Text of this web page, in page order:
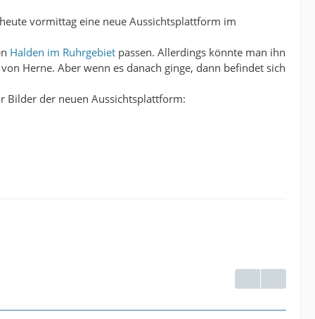
vormittag eine neue Aussichtsplattform im
Halden im Ruhrgebiet passen. Allerdings könnte man ihn
Herne. Aber wenn es danach ginge, dann befindet sich
Bilder der neuen Aussichtsplattform: